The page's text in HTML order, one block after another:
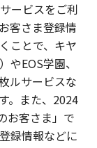
ービスをご利
客さま登録情
ことで、キヤ
EOS学園、
ルサービスな
。また、2024
お客さま」で
録情報などに